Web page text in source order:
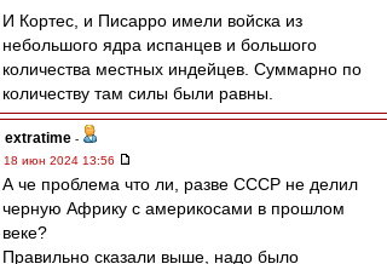
И Кортес, и Писарро имели войска из
небольшого ядра испанцев и большого
количества местных индейцев. Суммарно по
количеству там силы были равны.
extratime -
18 июн 2024 13:56
А че проблема что ли, разве СССР не делил
черную Африку с америкосами в прошлом
веке?
Правильно сказали выше, надо было